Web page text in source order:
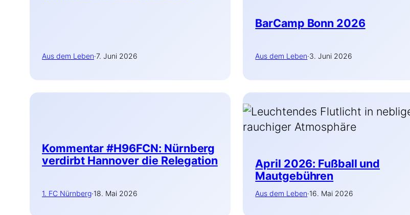
Aus dem Leben·7. Juni 2026
BarCamp Bonn 2026
Aus dem Leben·3. Juni 2026
Kommentar #H96FCN: Nürnberg
verdirbt Hannover die Relegation
1. FC Nürnberg·18. Mai 2026
April 2026: Fußball und
Mautgebühren
Aus dem Leben·16. Mai 2026